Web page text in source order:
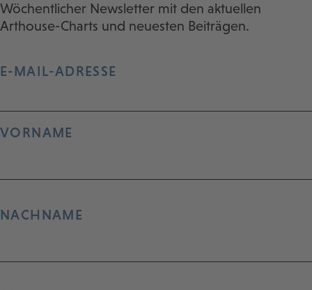
Wöchentlicher Newsletter mit den aktuellen
Arthouse-Charts und neuesten Beiträgen.
E-MAIL-ADRESSE
VORNAME
NACHNAME